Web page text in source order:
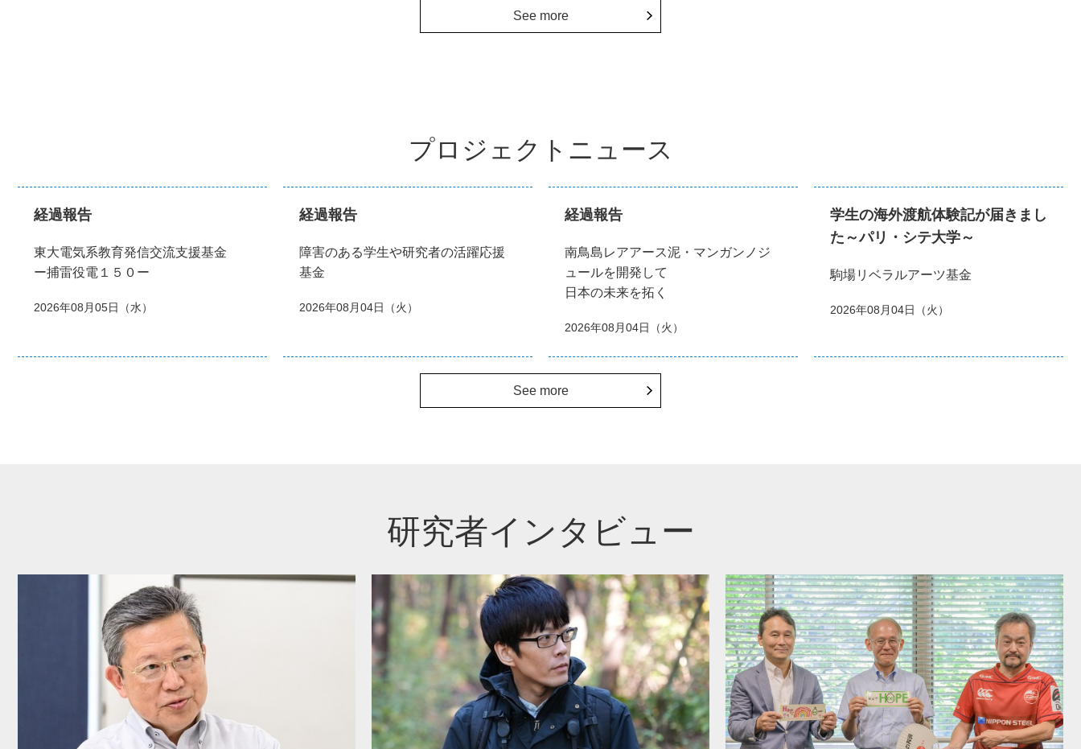
See more
プロジェクトニュース
経過報告
東大電気系教育発信交流支援基金
ー捕雷役電１５０ー
2026年08月05日（水）
経過報告
障害のある学生や研究者の活躍応援
基金
2026年08月04日（火）
経過報告
南鳥島レアアース泥・マンガンノジ
ュールを開発して
日本の未来を拓く
2026年08月04日（火）
学生の海外渡航体験記が届きまし
た～パリ・シテ大学～
駒場リベラルアーツ基金
2026年08月04日（火）
See more
研究者インタビュー